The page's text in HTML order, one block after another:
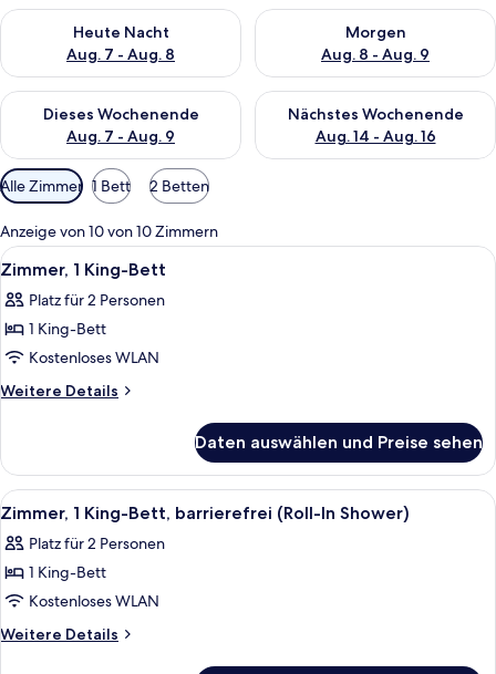
Heute Nacht
Aug. 7 - Aug. 8
Überprüfe die Verfügbarkeit für heute Nacht, Aug. 7 - Aug. 8.
Morgen
Aug. 8 - Aug. 9
Überprüfe die Verfügbarkeit
Dieses Wochenende
Aug. 7 - Aug. 9
Überprüfe die Verfügbarkeit für dieses Wochenende, Aug. 7
Nächstes Wochenende
Aug. 14 - Aug. 16
Überprüfe die Verfügbarkeit
Verfügbare
Filter
für
Zimmer
Alle Zimmer 1 Bett 2 Betten
Anzeige von 10 von 10 Zimmern
Alle
Fotos
für
Zimmer,
1 King-
Bett
Ein Hotelzimmer mit einem großen
3
Zimmer, 1 King-Bett
Platz für 2 Personen
1 King-Bett
Kostenloses WLAN
Weitere Details
Weitere
1 King-
Bett
Daten auswählen und Preise sehen
Alle
Fotos
für
Zimmer,
1 King-
Bett,
Ein Hotelzimmer mit einem großen
3
Zimmer, 1 King-Bett, barrierefrei (Roll-In Shower)
Platz für 2 Personen
1 King-Bett
Kostenloses WLAN
Weitere Details
Weitere